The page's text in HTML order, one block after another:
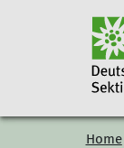
Home